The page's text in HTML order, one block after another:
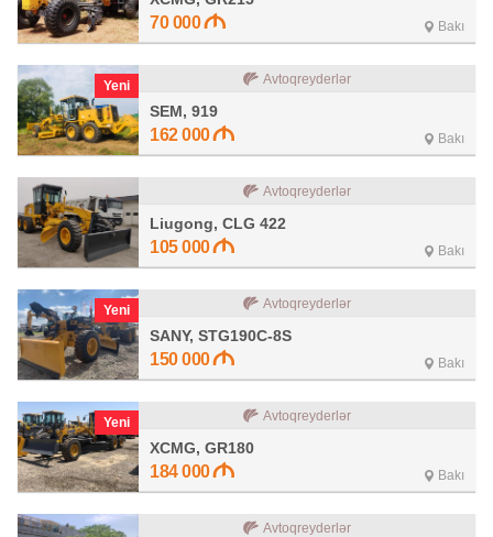
70 000 Bakı
Yeni Avtoqreyderlər
SEM, 919
162 000 Bakı
Avtoqreyderlər
Liugong, CLG 422
105 000 Bakı
Yeni Avtoqreyderlər
SANY, STG190C-8S
150 000 Bakı
Yeni Avtoqreyderlər
XCMG, GR180
184 000 Bakı
Avtoqreyderlər